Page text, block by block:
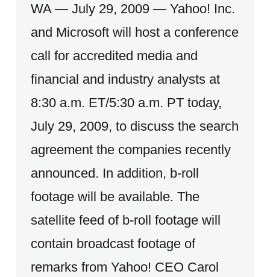
WA — July 29, 2009 — Yahoo! Inc.
and Microsoft will host a conference
call for accredited media and
financial and industry analysts at
8:30 a.m. ET/5:30 a.m. PT today,
July 29, 2009, to discuss the search
agreement the companies recently
announced. In addition, b-roll
footage will be available. The
satellite feed of b-roll footage will
contain broadcast footage of
remarks from Yahoo! CEO Carol